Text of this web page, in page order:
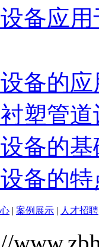
备应
备的应
塑管
备的
备的特
| 案例展示 | 人才招聘